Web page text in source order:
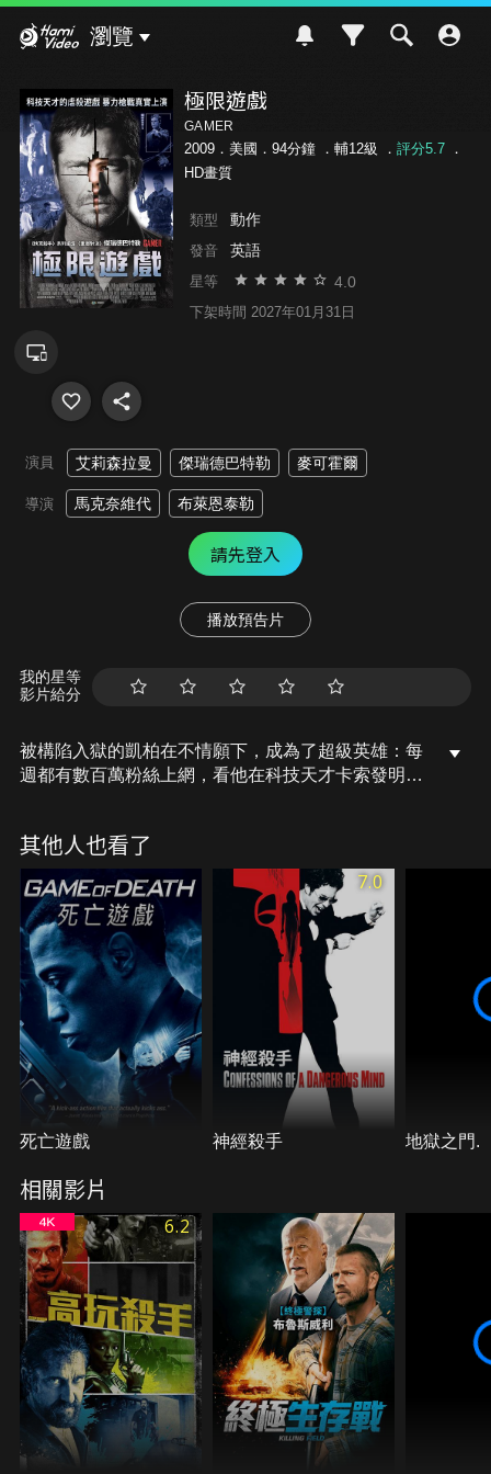
瀏覽
極限遊戲
GAMER
2009．美國．94分鐘 ． 輔12級 ． 評分5.7．
HD畫質
類型 動作
發音 英語
星等 4.0
下架時間 2027年01月31日
演員 艾莉森拉曼 傑瑞德巴特勒 麥可霍爾
導演 馬克奈維代 布萊恩泰勒
請先登入
播放預告片
我的星等
影片給分
被構陷入獄的凱柏在不情願下，成為了超級英雄：每
週都有數百萬粉絲上網，看他在科技天才卡索發明的
天害理行為，而驍勇善戰的凱柏，自然而然成為了他
們心目中，唯一能撂倒卡索的關鍵人物。
其他人也看了
死亡遊戲
7.0
神經殺手 地獄之門.
相關影片
6.2